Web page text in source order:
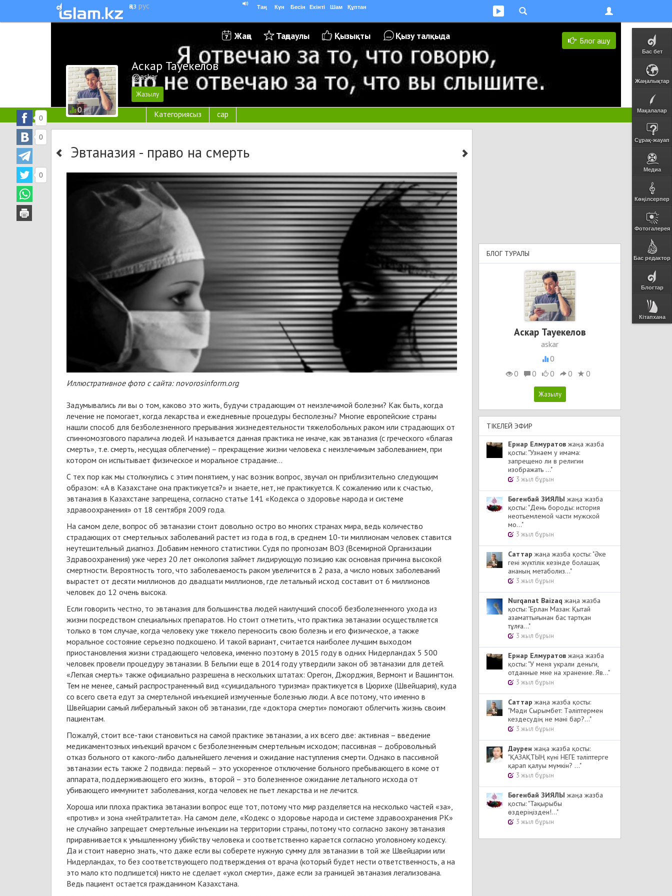
қаз рус Таң Күн Бесін Екінті Шам Құптан
Бас бет
Жаңалықтар
Мақалалар
Сұрақ-жауап
Медиа
Көңілсерпер
Фотогалерея
Бас редактор
Блогтар
Кітапхана
Блог ашу
Жаңа Таңдаулы Қызықты Қызу талқыда
0
Аскар Тауекелов
@askar
Категориясыз сар
Эвтаназия - право на смерть
0
0
0
Иллюстративное фото с сайта: novorosinform.org
Задумывались ли вы о том, каково это жить, будучи страдающим от неизлечимой болезни? Как быть, когда
лечение не помогает, когда лекарства и ежедневные процедуры бесполезны? Многие европейские страны
нашли способ для безболезненного прерывания жизнедеятельности тяжелобольных раком или страдающих от
спинномозгового паралича людей. И называется данная практика не иначе, как эвтаназия (с греческого «благая
смерть», т.е. смерть, несущая облегчение) – прекращение жизни человека с неизлечимым заболеванием, при
котором он испытывает физическое и моральное страдание…
С тех пор как мы столкнулись с этим понятием, у нас возник вопрос, звучал он приблизительно следующим
образом: «А в Казахстане она практикуется?» и знаете, нет, не практикуется. К сожалению или к счастью,
эвтаназия в Казахстане запрещена, согласно статье 141 «Кодекса о здоровье народа и системе
здравоохранения» от 18 сентября 2009 года.
На самом деле, вопрос об эвтаназии стоит довольно остро во многих странах мира, ведь количество
страдающих от смертельных заболеваний растет из года в год, в среднем 10-ти миллионам человек ставится
неутешительный диагноз. Добавим немного статистики. Судя по прогнозам ВОЗ (Всемирной Организации
Здравоохранения) уже через 20 лет онкология займет лидирующую позицию как основная причина высокой
смертности. Вероятность того, что заболеваемость раком увеличится в 2 раза, а число новых заболеваний
вырастет от десяти миллионов до двадцати миллионов, где летальный исход составит от 6 миллионов
человек до 12 очень высока.
Если говорить честно, то эвтаназия для большинства людей наилучший способ безболезненного ухода из
жизни посредством специальных препаратов. Но стоит отметить, что практика эвтаназии осуществляется
только в том случае, когда человеку уже тяжело переносить свою болезнь и его физическое, а также
моральное состояние серьезно подкошено. И такой вариант, считается наиболее лучшим выходом
приостановления жизни страдающего человека, именно поэтому в 2015 году в одних Нидерландах 5 500
человек провели процедуру эвтаназии. В Бельгии еще в 2014 году утвердили закон об эвтаназии для детей.
«Легкая смерть» также официально разрешена в нескольких штатах: Орегон, Джорджия, Вермонт и Вашингтон.
Тем не менее, самый распространенный вид «суицидального туризма» практикуется в Цюрихе (Швейцария), куда
со всего света едут за смертельной инъекцией измученные болезнью люди. А все потому, что именно в
Швейцарии самый либеральный закон об эвтаназии, где «доктора смерти» помогают облегчить жизнь своим
пациентам.
Пожалуй, стоит все-таки становиться на самой практике эвтаназии, а их всего две: активная – введение
медикаментозных инъекций врачом с безболезненным смертельным исходом; пассивная – добровольный
отказ больного от какого-либо дальнейшего лечения и ожидание наступления смерти. Однако в пассивной
эвтаназии есть также 2 подвида: первый – это ускоренное отключение больного пребывающего в коме от
аппарата, поддерживающего его жизнь, второй – это болезненное ожидание летального исхода от
убивающего иммунитет заболевания, когда человек не пьет лекарства и не лечится.
Хороша или плоха практика эвтаназии вопрос еще тот, потому что мир разделяется на несколько частей «за»,
«против» и зона «нейтралитета». На самом деле, «Кодекс о здоровье народа и системе здравоохранения РК»
не случайно запрещает смертельные инъекции на территории страны, потому что согласно закону эвтаназия
приравнивается к умышленному убийству человека и соответственно карается согласно уголовному кодексу.
Да и стоит наверно знать, что даже если вы соберете нужную сумму для эвтаназии в той же Швейцарии или
Нидерландах, то без соответствующего подтверждения от врача (который будет нести ответственность, а на
это мало кто подпишется) никто не сделает «укол смерти», даже если за границей эвтаназия легализована.
Ведь пациент остается гражданином Казахстана.
БЛОГ ТУРАЛЫ
Аскар Тауекелов
askar
0
0
0 0 0 0
ТІКЕЛЕЙ ЭФИР
Ернар Елмуратов жаңа жазба
қосты: "Узнаем у имама:
запрещено ли в религии
изображать ..."
3 жыл бұрын
Бөгенбай ЗИЯЛЫ жаңа жазба
қосты: "День бороды: история
неотъемлемой части мужской
мо..."
3 жыл бұрын
Cаттар жаңа жазба қосты: "Әке
гені жүктілік кезінде болашақ
ананың метаболиз..."
3 жыл бұрын
Nurqanat Baizaq жаңа жазба
қосты: "Ерлан Мазан: Қытай
азаматтығынан бас тартқан
тұлға..."
3 жыл бұрын
Ернар Елмуратов жаңа жазба
қосты: "У меня украли деньги,
отданные мне на хранение. Яв..."
3 жыл бұрын
Cаттар жаңа жазба қосты:
"Мәди Сырымбет: Тәліптермен
кездесудің не мәні бар?..."
3 жыл бұрын
Дәурен жаңа жазба қосты:
"ҚАЗАҚТЫҢ күні НЕГЕ тәліптерге
қарап қалуы мүмкін? ..."
3 жыл бұрын
Бөгенбай ЗИЯЛЫ жаңа жазба
қосты: "Тақырыбы
өздеріңізден!..."
3 жыл бұрын